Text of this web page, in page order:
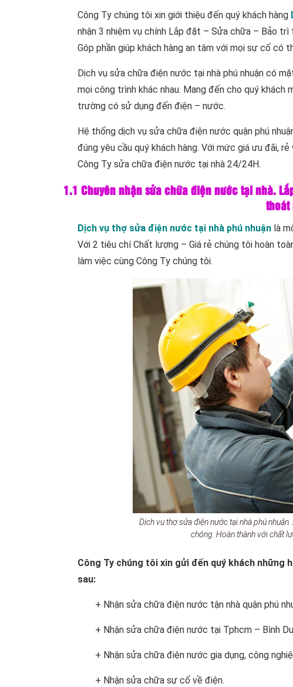
Công Ty chúng tôi xin giới thiệu đến quý khách hàng
nhận 3 nhiệm vụ chính Lắp đặt – Sửa chữa – Bảo
Góp phần giúp khách hàng an tâm với mọi sự cố có
Dịch vụ sửa chữa điện nước tại nhà phú nhuận có
mọi công trình khác nhau. Mang đến cho quý
trường có sử dụng đến điện – nước.
Hệ thống dịch vụ sửa chữa điện nước quận phú
đúng yêu cầu quý khách hàng. Với mức giá ưu đãi,
Công Ty sửa chữa điện nước tại nhà 24/24H.
1.1 Chuyên nhận sửa chữa điện nước tại nhà.
thoát
Dịch vụ thợ sửa điện nước tại nhà phú nhuận là
Với 2 tiêu chí Chất lượng – Giá rẻ chúng tôi hoàn
làm việc cùng Công Ty chúng tôi.
Dịch vụ thợ sửa điện nước tại nhà phú
chóng. Hoàn thành với chất
Công Ty chúng tôi xin gửi đến quý khách những
sau:
+ Nhận sửa chữa điện nước tận nhà quận phú
+ Nhận sửa chữa điện nước tại Tphcm – Bình
+ Nhận sửa chữa điện nước gia dụng, công
+ Nhận sửa chữa sự cố về điện.